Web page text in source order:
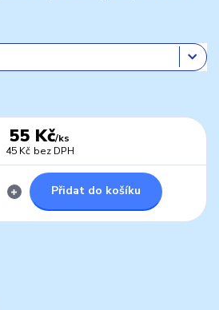
55 Kč/ks
45 Kč bez DPH
Přidat do košíku